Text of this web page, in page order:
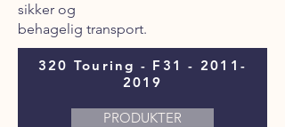
sikker og
behagelig transport.
320 Touring - F31 - 2011-
2019
PRODUKTER